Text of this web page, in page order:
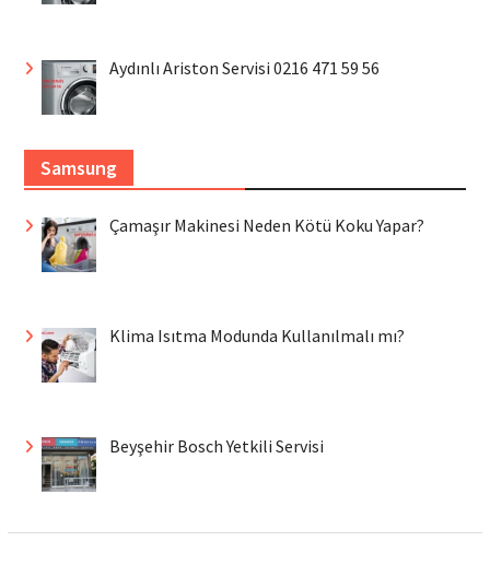
Aydınlı Ariston Servisi 0216 471 59 56
Samsung
Çamaşır Makinesi Neden Kötü Koku Yapar?
Klima Isıtma Modunda Kullanılmalı mı?
Beyşehir Bosch Yetkili Servisi